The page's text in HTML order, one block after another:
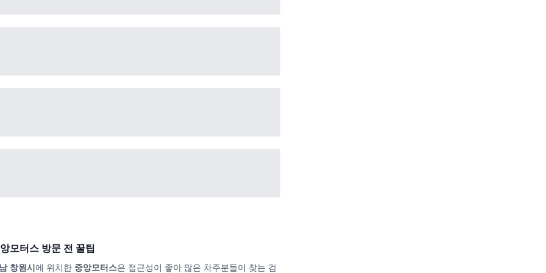
모터스 방문 전 꿀팁
창원시 에 위치한 중앙모터스은 접근성이 좋아 많은 차주분들이 찾는 검